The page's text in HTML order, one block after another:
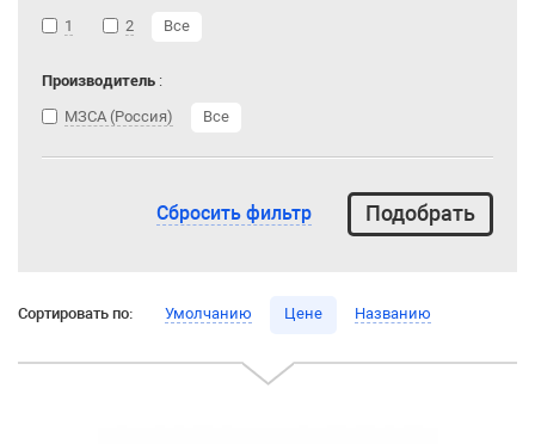
1
2 Все
Производитель :
МЗСА (Россия)
Все
Сбросить фильтр
Сортировать по: Умолчанию Цене Названию